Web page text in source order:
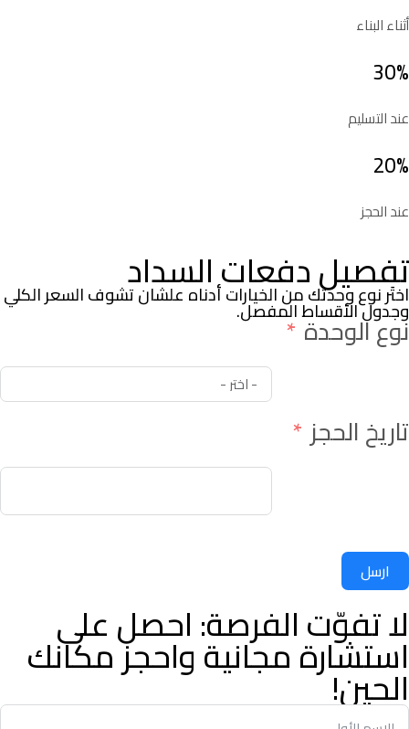
أثناء البناء
30%
عند التسليم
20%
عند الحجز
تفصيل دفعات السداد
اختَر نوع وحدتك من الخيارات أدناه علشان تشوف السعر الكلي
وجدول الأقساط المفصل.
نوع الوحدة
تاريخ الحجز
ارسل
لا تفوّت الفرصة: احصل على
استشارة مجانية واحجز مكانك
الحين!